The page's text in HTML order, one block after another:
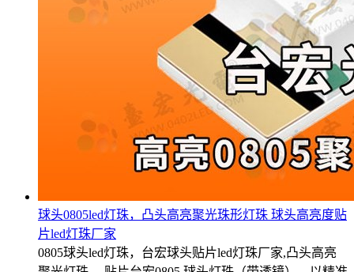
球头0805led灯珠，凸头高亮聚光珠形灯珠 球头高亮度贴
片led灯珠厂家
0805球头led灯珠，台宏球头贴片led灯珠厂家,凸头高亮